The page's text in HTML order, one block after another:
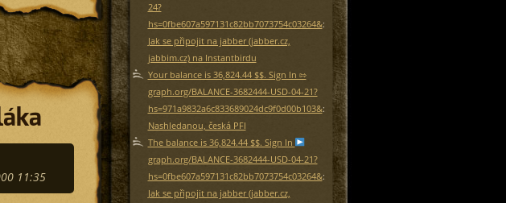
11:35
24?
hs=0fbe607a597131c82bb7073754c03264&:
Jak se připojit na jabber (jabber.cz,
jabbim.cz) na Instantbirdu
Your balance is 36,824.44 $$. Sign In ⇰
graph.org/BALANCE-3682444-USD-04-21?
hs=971a9832a6c833689024dc9f0d00b103&:
Nashledanou, česká PFI
The balance is 36,824.44 $$. Sign In
graph.org/BALANCE-3682444-USD-04-21?
hs=0fbe607a597131c82bb7073754c03264&:
Jak se připojit na jabber (jabber.cz,